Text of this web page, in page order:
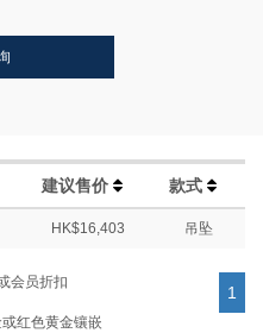
建议售价 款式
HK$16,403 吊坠
1
会员折扣
红色黄金镶嵌